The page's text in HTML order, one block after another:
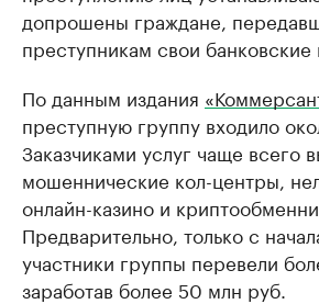
допрошены граждане,
преступникам свои банковские
По данным издания
преступную группу входило
Заказчиками услуг чаще всего
мошеннические кол-центры,
онлайн-казино и
Предварительно, только с
участники группы перевели
заработав более 50 млн руб.